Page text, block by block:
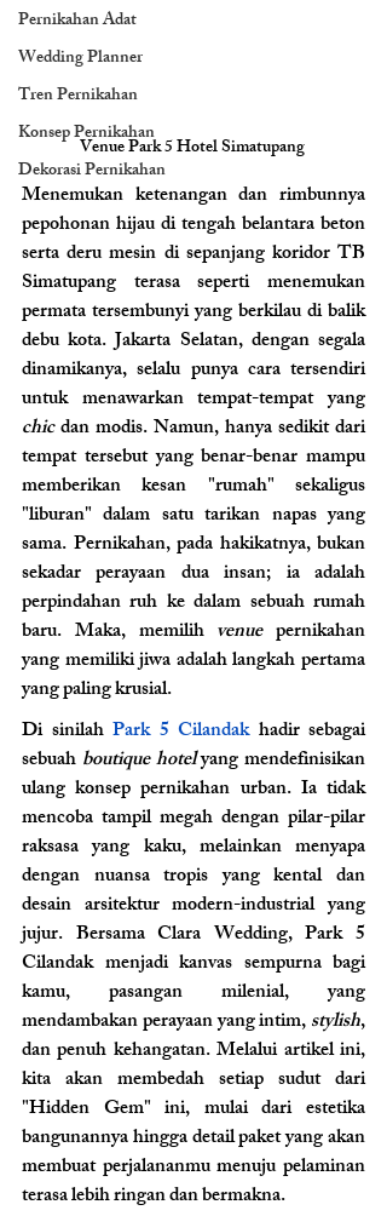
Pernikahan Adat
Wedding Planner
Tren Pernikahan
Konsep Pernikahan
Dekorasi Pernikahan
Venue Park 5 Hotel Simatupang
Menemukan ketenangan dan rimbunnya
pepohonan hijau di tengah belantara beton
serta deru mesin di sepanjang koridor TB
Simatupang terasa seperti menemukan
permata tersembunyi yang berkilau di balik
debu kota. Jakarta Selatan, dengan segala
dinamikanya, selalu punya cara tersendiri
chic dan modis. Namun, hanya sedikit dari
tempat tersebut yang benar-benar mampu
memberikan kesan "rumah" sekaligus
"liburan" dalam satu tarikan napas yang
sama. Pernikahan, pada hakikatnya, bukan
sekadar perayaan dua insan; ia adalah
perpindahan ruh ke dalam sebuah rumah
baru. Maka, memilih venue pernikahan
yang memiliki jiwa adalah langkah pertama
yang paling krusial.
Di sinilah Park 5 Cilandak hadir sebagai
sebuah boutique hotel yang mendefinisikan
ulang konsep pernikahan urban. Ia tidak
mencoba tampil megah dengan pilar-pilar
raksasa yang kaku, melainkan menyapa
dengan nuansa tropis yang kental dan
desain arsitektur modern-industrial yang
jujur. Bersama Clara Wedding, Park 5
Cilandak menjadi kanvas sempurna bagi
kamu, pasangan milenial, yang
mendambakan perayaan yang intim, stylish,
dan penuh kehangatan. Melalui artikel ini,
kita akan membedah setiap sudut dari
"Hidden Gem" ini, mulai dari estetika
bangunannya hingga detail paket yang akan
membuat perjalananmu menuju pelaminan
terasa lebih ringan dan bermakna.